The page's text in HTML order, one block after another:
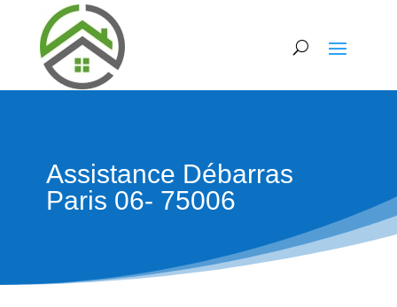
Assistance Débarras
Paris 06- 75006